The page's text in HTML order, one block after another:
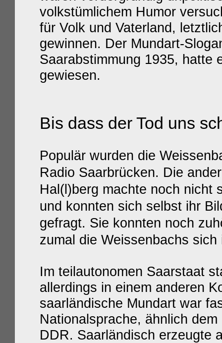
volkstümlichem Humor
für Volk und Vaterland,
gewinnen. Der Mundart-
Saarabstimmung 1935, hatte
gewiesen.
Bis dass der Tod uns
Populär wurden die
Radio Saarbrücken. Die
Hal(l)berg machte noch nicht
und konnten sich selbst ihr
gefragt. Sie konnten noch
zumal die Weissenbachs
Im teilautonomen Saarstaat
allerdings in einem anderen
saarländische Mundart war
Nationalsprache, ähnlich
DDR. Saarländisch erzeugte